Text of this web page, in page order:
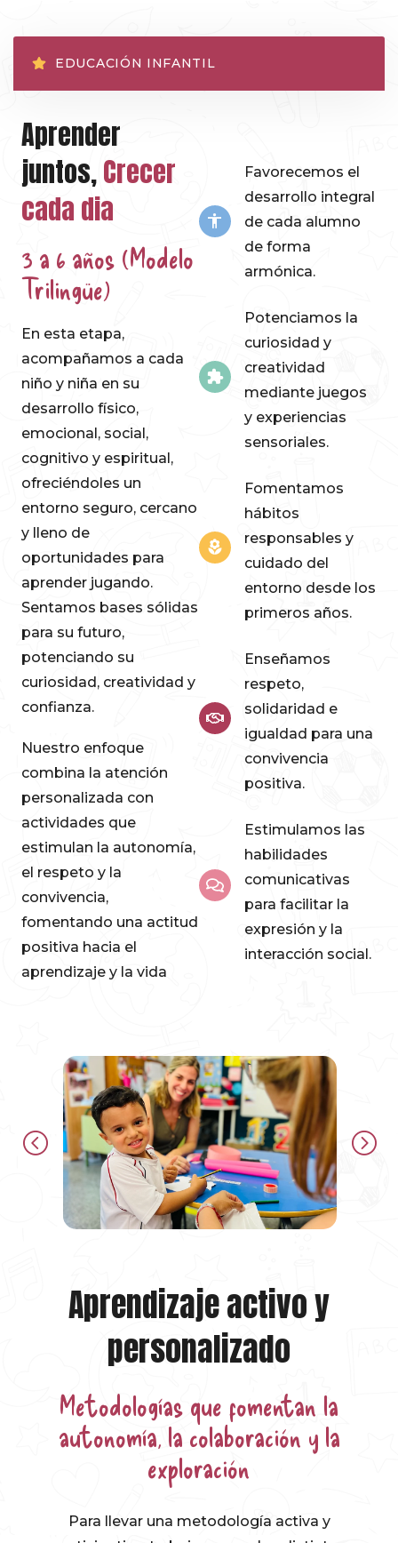
EDUCACIÓN INFANTIL
Aprender
juntos,Crecer
cada dia
3 a 6 años (Modelo
Trilingüe)
En esta etapa,
acompañamos a cada
niño y niña en su
desarrollo físico,
emocional, social,
cognitivo y espiritual,
ofreciéndoles un
entorno seguro, cercano
y lleno de
oportunidades para
aprender jugando.
Sentamos bases sólidas
para su futuro,
potenciando su
curiosidad, creatividad y
confianza.
Nuestro enfoque
combina la atención
personalizada con
actividades que
estimulan la autonomía,
el respeto y la
convivencia,
fomentando una actitud
positiva hacia el
aprendizaje y la vida
Favorecemos el
desarrollo integral
de cada alumno
de forma
armónica.
Potenciamos la
curiosidad y
creatividad
mediante juegos
y experiencias
sensoriales.
Fomentamos
hábitos
responsables y
cuidado del
entorno desde los
primeros años.
Enseñamos
respeto,
solidaridad e
igualdad para una
convivencia
positiva.
Estimulamos las
habilidades
comunicativas
para facilitar la
expresión y la
interacción social.
Aprendizaje activo y
personalizado
Metodologías que fomentan la
autonomía, la colaboración y la
exploración
Para llevar una metodología activa y